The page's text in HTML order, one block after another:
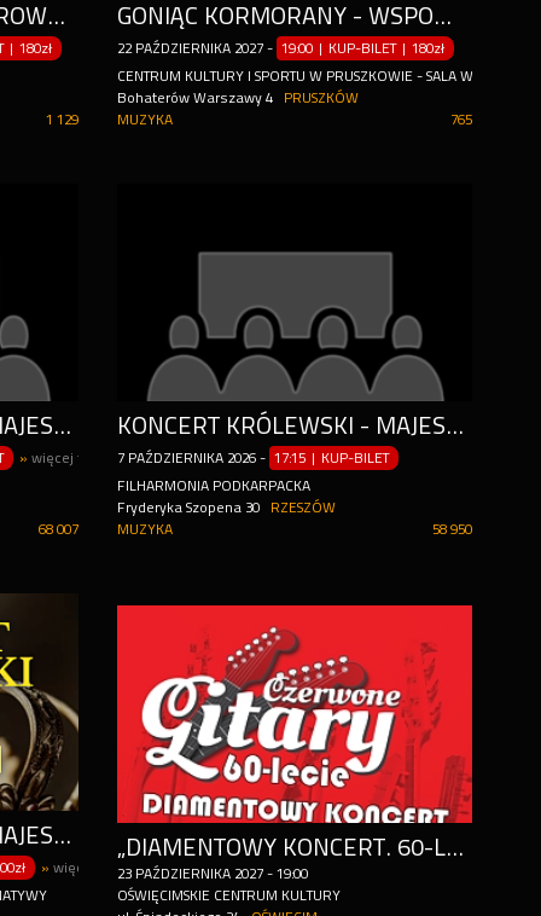
IGOR KWIATKOWSKI - INTROWERTYK
| 180zł
1 129
GONIĄC KORMORANY - WSPOMNIENIA NAJPIEKNIEJSZYCH LAT
22 PAŹDZIERNIKA 2027 - 19:00 | KUP-BILET |180zł
CENTRUM KULTURY I SPORTU W PRUSZKOWIE - SALA
Bohaterów Warszawy 4
PRUSZKÓW
765
MUZYKA
KONCERT KRÓLEWSKI - MAJESTAT KLASYKI
» więcej terminów
68 007
KONCERT KRÓLEWSKI - MAJESTAT KLASYKI
7 PAŹDZIERNIKA 2026 - 17:15 | KUP-BILET
FILHARMONIA PODKARPACKA
Fryderyka Szopena 30
RZESZÓW
58 950
MUZYKA
KONCERT KRÓLEWSKI - MAJESTAT KLASYKI
» więcej terminów
„DIAMENTOWY KONCERT. 60-LECIE” – KONCERT ZESPOŁU CZERWONE GITARY
23 PAŹDZIERNIKA 2027 -19:00
OŚWIĘCIMSKIE CENTRUM KULTURY